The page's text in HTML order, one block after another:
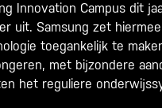
Innovation Campus dit
uit. Samsung zet
toegankelijk te
met bijzondere
het reguliere